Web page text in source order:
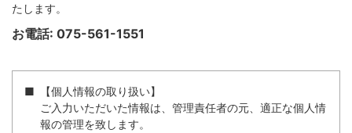
たします。
お電話: 075-561-1551
【個人情報の取り扱い】
ご入力いただいた情報は、管理責任者の元、適正な個人情
報の管理を致します。